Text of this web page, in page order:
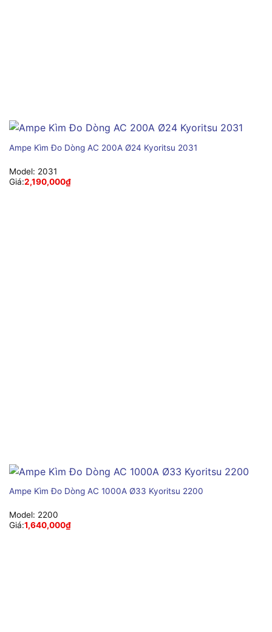
Ampe Kìm Đo Dòng AC 200A Ø24 Kyoritsu 2031
Model: 2031
Giá:2,190,000₫
Ampe Kìm Đo Dòng AC 1000A Ø33 Kyoritsu 2200
Model: 2200
Giá:1,640,000₫